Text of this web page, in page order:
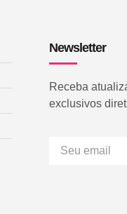
Newsletter
Receba
exclusivos